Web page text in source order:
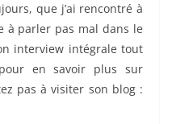
que j’ai rencontré à
à parler pas mal dans le
interview intégrale tout
en savoir plus sur
pas à visiter son blog :